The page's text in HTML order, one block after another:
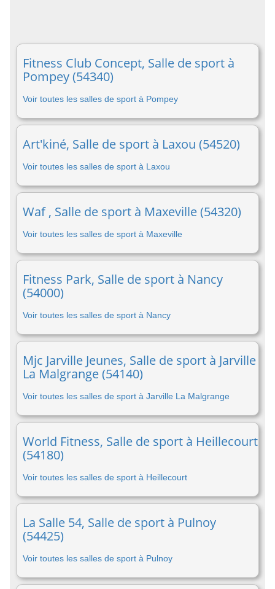
Fitness Club Concept, Salle de sport à
Pompey (54340)
Voir toutes les salles de sport à Pompey
Art'kiné, Salle de sport à Laxou (54520)
Voir toutes les salles de sport à Laxou
Waf , Salle de sport à Maxeville (54320)
Voir toutes les salles de sport à Maxeville
Fitness Park, Salle de sport à Nancy
(54000)
Voir toutes les salles de sport à Nancy
Mjc Jarville Jeunes, Salle de sport à Jarville
La Malgrange (54140)
Voir toutes les salles de sport à Jarville La Malgrange
World Fitness, Salle de sport à Heillecourt
(54180)
Voir toutes les salles de sport à Heillecourt
La Salle 54, Salle de sport à Pulnoy
(54425)
Voir toutes les salles de sport à Pulnoy